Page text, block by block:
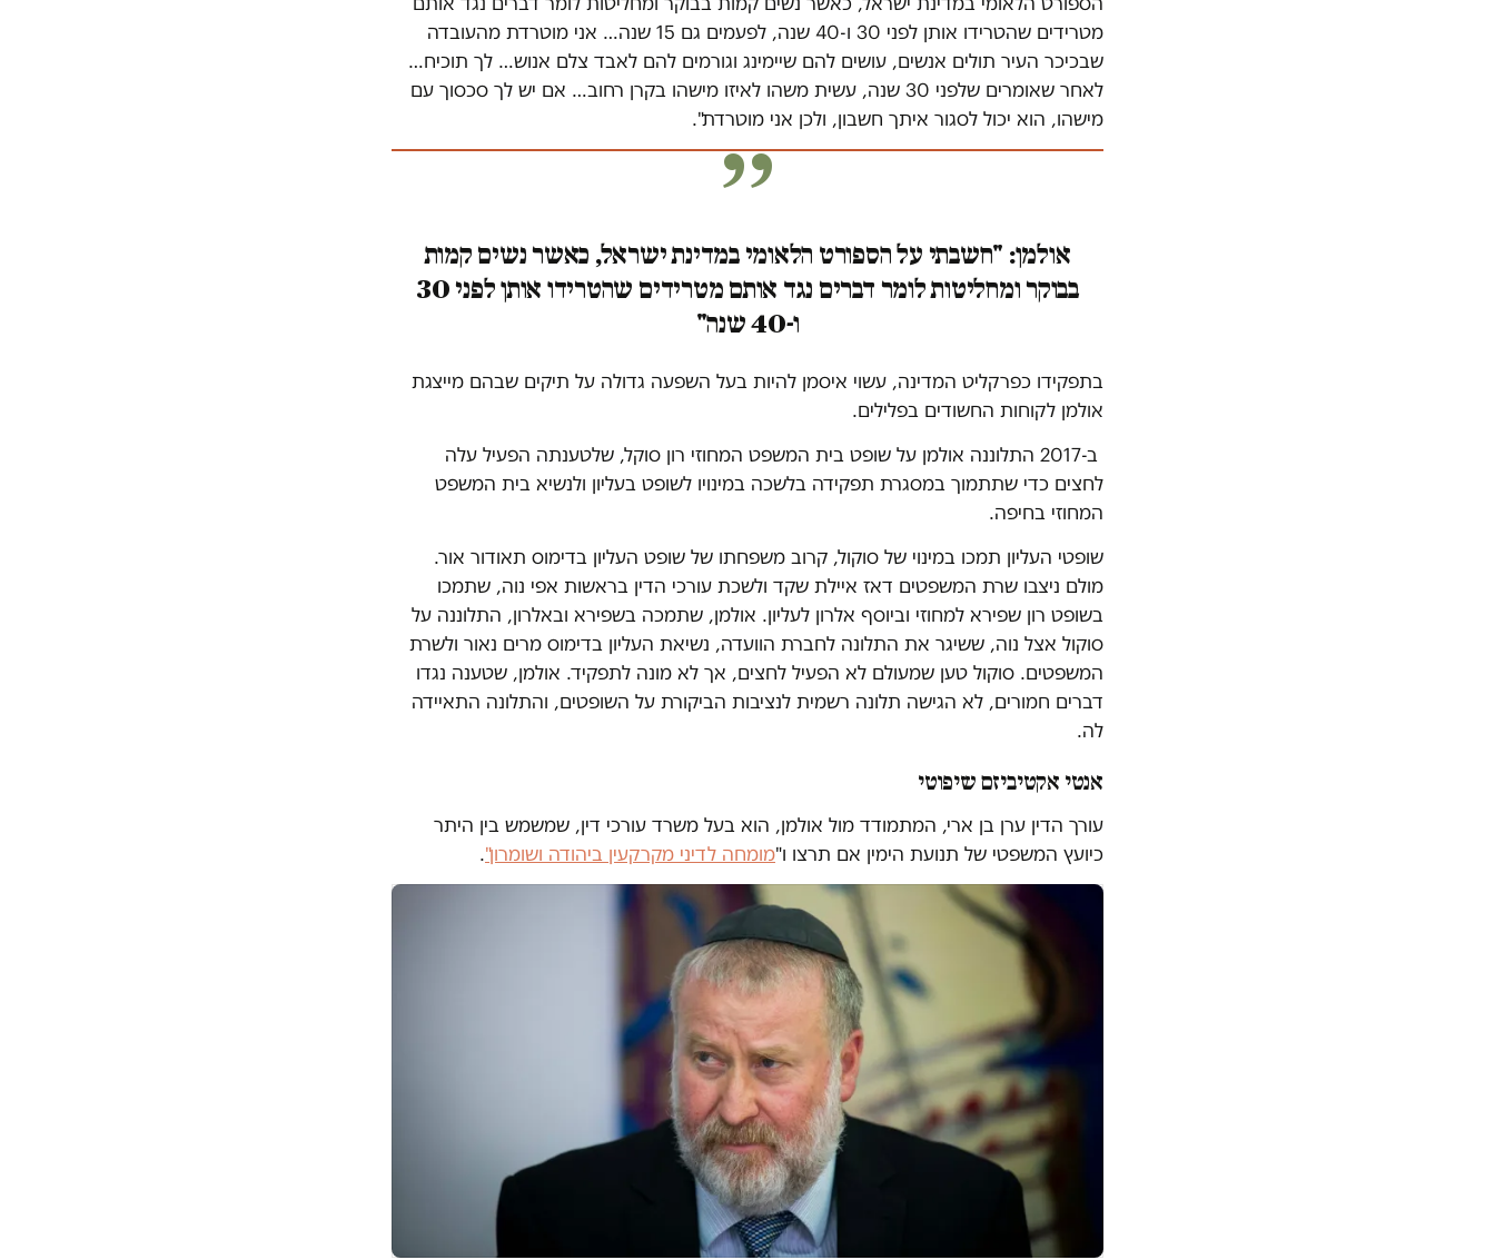
מטרידים שהטרידו אותן לפני 30 ו-40 שנה, לפעמים גם 15 שנה… אני מוטרדת מהעובדה
שבכיכר העיר תולים אנשים, עושים להם שיימינג וגורמים להם לאבד צלם אנוש… לך תוכיח…
לאחר שאומרים שלפני 30 שנה, עשית משהו לאיזו מישהו בקרן רחוב… אם יש לך סכסוך עם
מישהו, הוא יכול לסגור איתך חשבון, ולכן אני מוטרדת".
אולמן: "חשבתי על הספורט הלאומי במדינת ישראל, כאשר נשים קמות
בבוקר ומחליטות לומר דברים נגד אותם מטרידים שהטרידו אותן לפני 30
ו-40 שנה"
בתפקידו כפרקליט המדינה, עשוי איסמן להיות בעל השפעה גדולה על תיקים שבהם מייצגת
אולמן לקוחות החשודים בפלילים.
ב-2017 התלוננה אולמן על שופט בית המשפט המחוזי רון סוקל, שלטענתה הפעיל עלה
לחצים כדי שתתמוך במסגרת תפקידה בלשכה במינויו לשופט בעליון ולנשיא בית המשפט
המחוזי בחיפה.
שופטי העליון תמכו במינוי של סוקול, קרוב משפחתו של שופט העליון בדימוס תאודור אור.
מולם ניצבו שרת המשפטים דאז איילת שקד ולשכת עורכי הדין בראשות אפי נוה, שתמכו
בשופט רון שפירא למחוזי וביוסף אלרון לעליון. אולמן, שתמכה בשפירא ובאלרון, התלוננה על
סוקול אצל נוה, ששיגר את התלונה לחברת הוועדה, נשיאת העליון בדימוס מרים נאור ולשרת
המשפטים. סוקול טען שמעולם לא הפעיל לחצים, אך לא מונה לתפקיד. אולמן, שטענה נגדו
דברים חמורים, לא הגישה תלונה רשמית לנציבות הביקורת על השופטים, והתלונה התאיידה
לה.
אנטי אקטיביזם שיפוטי
עורך הדין ערן בן ארי, המתמודד מול אולמן, הוא בעל משרד עורכי דין, שמשמש בין היתר
כיועץ המשפטי של תנועת הימין אם תרצו ו"מומחה לדיני מקרקעין ביהודה ושומרון".